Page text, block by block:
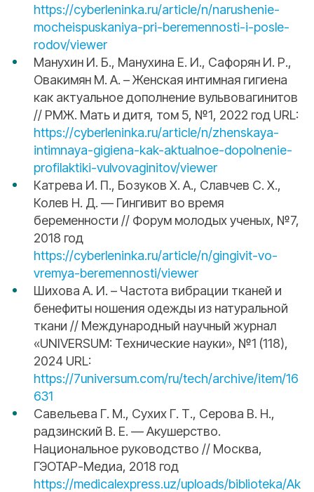
https://cyberleninka.ru/article/n/narushenie-
mocheispuskaniya-pri-beremennosti-i-posle-
rodov/viewer
Манухин И. Б., Манухина Е. И., Сафорян И. Р.,
Овакимян М. А. – Женская интимная гигиена
как актуальное дополнение вульвовагинитов
// РМЖ. Мать и дитя, том 5, №1, 2022 год URL:
https://cyberleninka.ru/article/n/zhenskaya-
intimnaya-gigiena-kak-aktualnoe-dopolnenie-
profilaktiki-vulvovaginitov/viewer
Катрева И. П., Бозуков Х. А., Славчев С. Х.,
Колев Н. Д. — Гингивит во время
беременности // Форум молодых ученых, №7,
2018 год
https://cyberleninka.ru/article/n/gingivit-vo-
vremya-beremennosti/viewer
Шихова А. И. – Частота вибрации тканей и
бенефиты ношения одежды из натуральной
ткани // Международный научный журнал
«UNIVERSUM: Технические науки», №1 (118),
2024 URL:
https://7universum.com/ru/tech/archive/item/16
631
Савельева Г. М., Сухих Г. Т., Серова В. Н.,
радзинский В. Е. — Акушерство.
Национальное руководство // Москва,
ГЭОТАР-Медиа, 2018 год
https://medicalexpress.uz/uploads/biblioteka/Ak